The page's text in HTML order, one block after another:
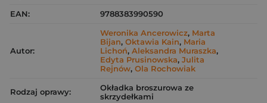
EAN:
9788383990590
Autor:
Weronika Ancerowicz, Marta
Bijan, Oktawia Kain, Maria
Lichoń, Aleksandra Muraszka,
Edyta Prusinowska, Julita
Rejnów, Ola Rochowiak
Rodzaj oprawy:
Okładka broszurowa ze
skrzydełkami